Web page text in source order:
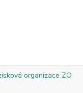
organizace ZO